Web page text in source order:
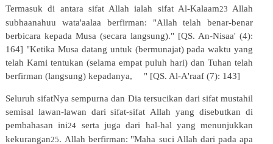
Termasuk di antara sifat Allah ialah sifat Al-Kalaam23
Allah
subhaanahuu wata'aalaa berfirman: "Allah telah benar-benar
berbicara kepada Musa (secara langsung)." [QS. An-Nisaa' (4):
164] "Ketika Musa datang untuk (bermunajat) pada waktu yang
telah Kami tentukan (selama empat puluh hari) dan Tuhan telah
berfirman (langsung) kepadanya,
" [QS. Al-A'raaf (7): 143]
Seluruh sifatNya sempurna dan Dia tersucikan dari sifat mustahil
semisal lawan-lawan dari sifat-sifat Allah yang disebutkan di
pembahasan ini24 serta juga dari hal-hal yang menunjukkan
kekurangan25. Allah berfirman: "Maha suci Allah dari pada apa